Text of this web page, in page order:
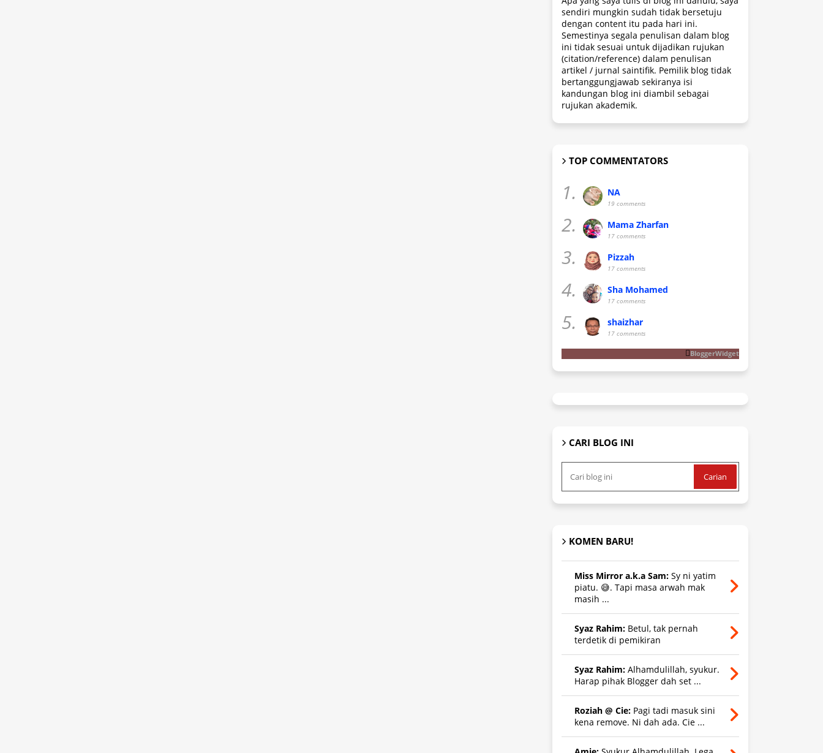
sendiri mungkin sudah tidak bersetuju
dengan content itu pada hari ini.
Semestinya segala penulisan dalam blog
ini tidak sesuai untuk dijadikan rujukan
(citation/reference) dalam penulisan
artikel / jurnal saintifik. Pemilik blog tidak
bertanggungjawab sekiranya isi
kandungan blog ini diambil sebagai
rujukan akademik.
TOP COMMENTATORS
1. NA
19 comments
2. Mama Zharfan
17 comments
3. Pizzah
17 comments
4. Sha Mohamed
17 comments
5. shaizhar
17 comments
BloggerWidget
CARI BLOG INI
KOMEN BARU!
Miss Mirror a.k.a Sam: Sy ni yatim
piatu. 😅. Tapi masa arwah mak
masih ...
Syaz Rahim: Betul, tak pernah
terdetik di pemikiran
Syaz Rahim: Alhamdulillah, syukur.
Harap pihak Blogger dah set ...
Roziah @ Cie: Pagi tadi masuk sini
kena remove. Ni dah ada. Cie ...